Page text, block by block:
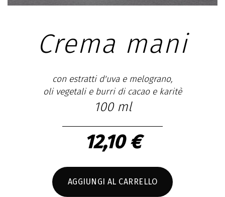
Crema mani
con estratti d'uva e melograno,
oli vegetali e burri di cacao e karitè
100 ml
12,10 €
AGGIUNGI AL CARRELLO